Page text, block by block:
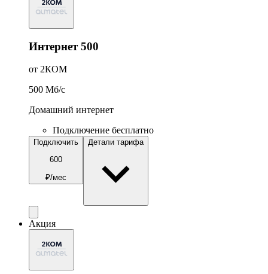
Интернет 500
от 2КОМ
500 Мб/c
Домашний интернет
Подключение бесплатно
Подключить
600
₽/мес
Детали тарифа
Акция